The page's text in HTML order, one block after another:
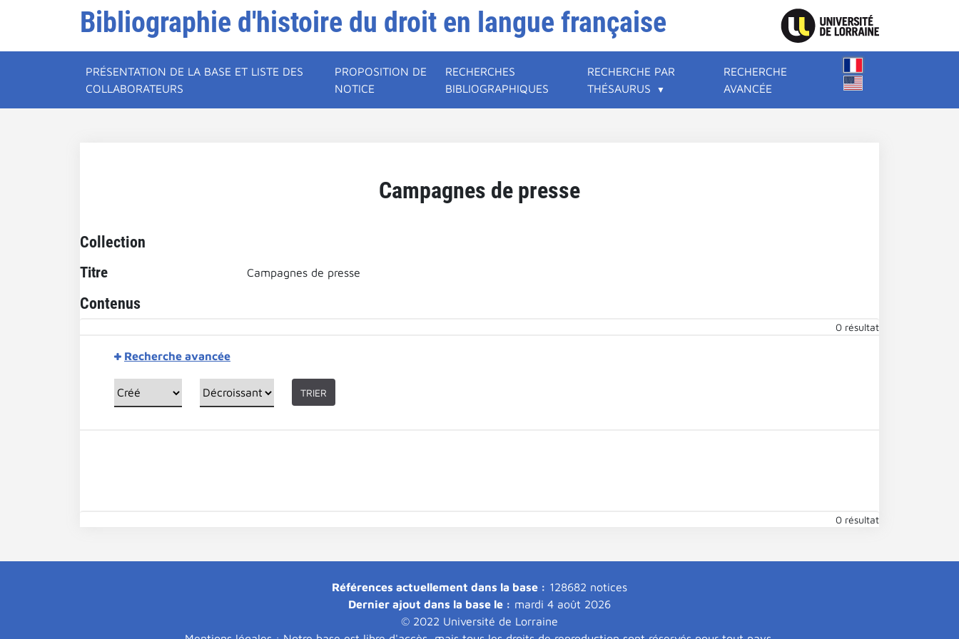
Bibliographie d'histoire du droit en langue française
PRÉSENTATION DE LA BASE ET LISTE DES
COLLABORATEURS
PROPOSITION DE
NOTICE
RECHERCHES
BIBLIOGRAPHIQUES
RECHERCHE PAR
THÉSAURUS
RECHERCHE
AVANCÉE
Campagnes de presse
Collection
Titre Campagnes de presse
Contenus
0 résultat
Recherche avancée
TRIER
0 résultat
Références actuellement dans la base : 128682 notices
Dernier ajout dans la base le : mardi 4 août 2026
© 2022 Université de Lorraine